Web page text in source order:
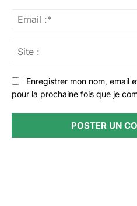
Enregistrer mon nom, email
pour la prochaine fois que je